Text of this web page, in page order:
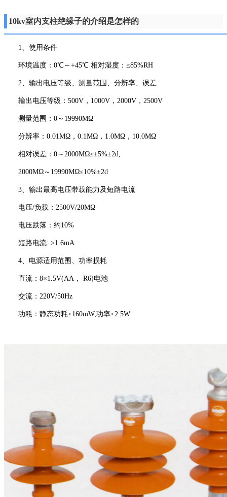
10kv室内支柱绝缘子的介绍是怎样的
1、使用条件
环境温度：0℃～+45℃ 相对湿度：≤85%RH
2、输出电压等级、测量范围、分辨率、误差
输出电压等级：500V，1000V，2000V，2500V
测量范围：0～19990MΩ
分辨率：0.01MΩ，0.1MΩ，1.0MΩ，10.0MΩ
相对误差：0～2000MΩ≤±5%±2d,
2000MΩ～19990MΩ≤10%±2d
3、输出最高电压带载能力及短路电流
电压/负载：2500V/20MΩ
电压跌落：约10%
短路电流: >1.6mA
4、电源适用范围、功率损耗
直流：8×1.5V(AA， R6)电池
交流：220V/50Hz
功耗：静态功耗≤160mW;功率≤2.5W